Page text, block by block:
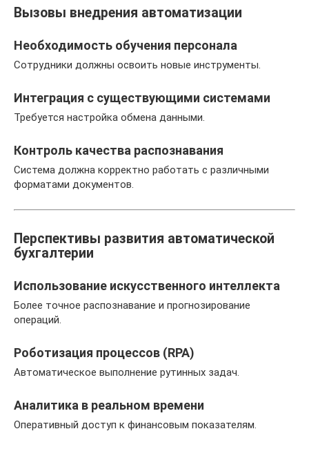
Вызовы внедрения автоматизации
Необходимость обучения персонала
Сотрудники должны освоить новые инструменты.
Интеграция с существующими системами
Требуется настройка обмена данными.
Контроль качества распознавания
Система должна корректно работать с различными
форматами документов.
Перспективы развития автоматической
бухгалтерии
Использование искусственного интеллекта
Более точное распознавание и прогнозирование
операций.
Роботизация процессов (RPA)
Автоматическое выполнение рутинных задач.
Аналитика в реальном времени
Оперативный доступ к финансовым показателям.